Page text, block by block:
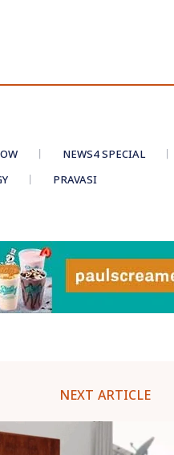
NEWS4 SPECIAL
PRAVASI
NEXT ARTICLE